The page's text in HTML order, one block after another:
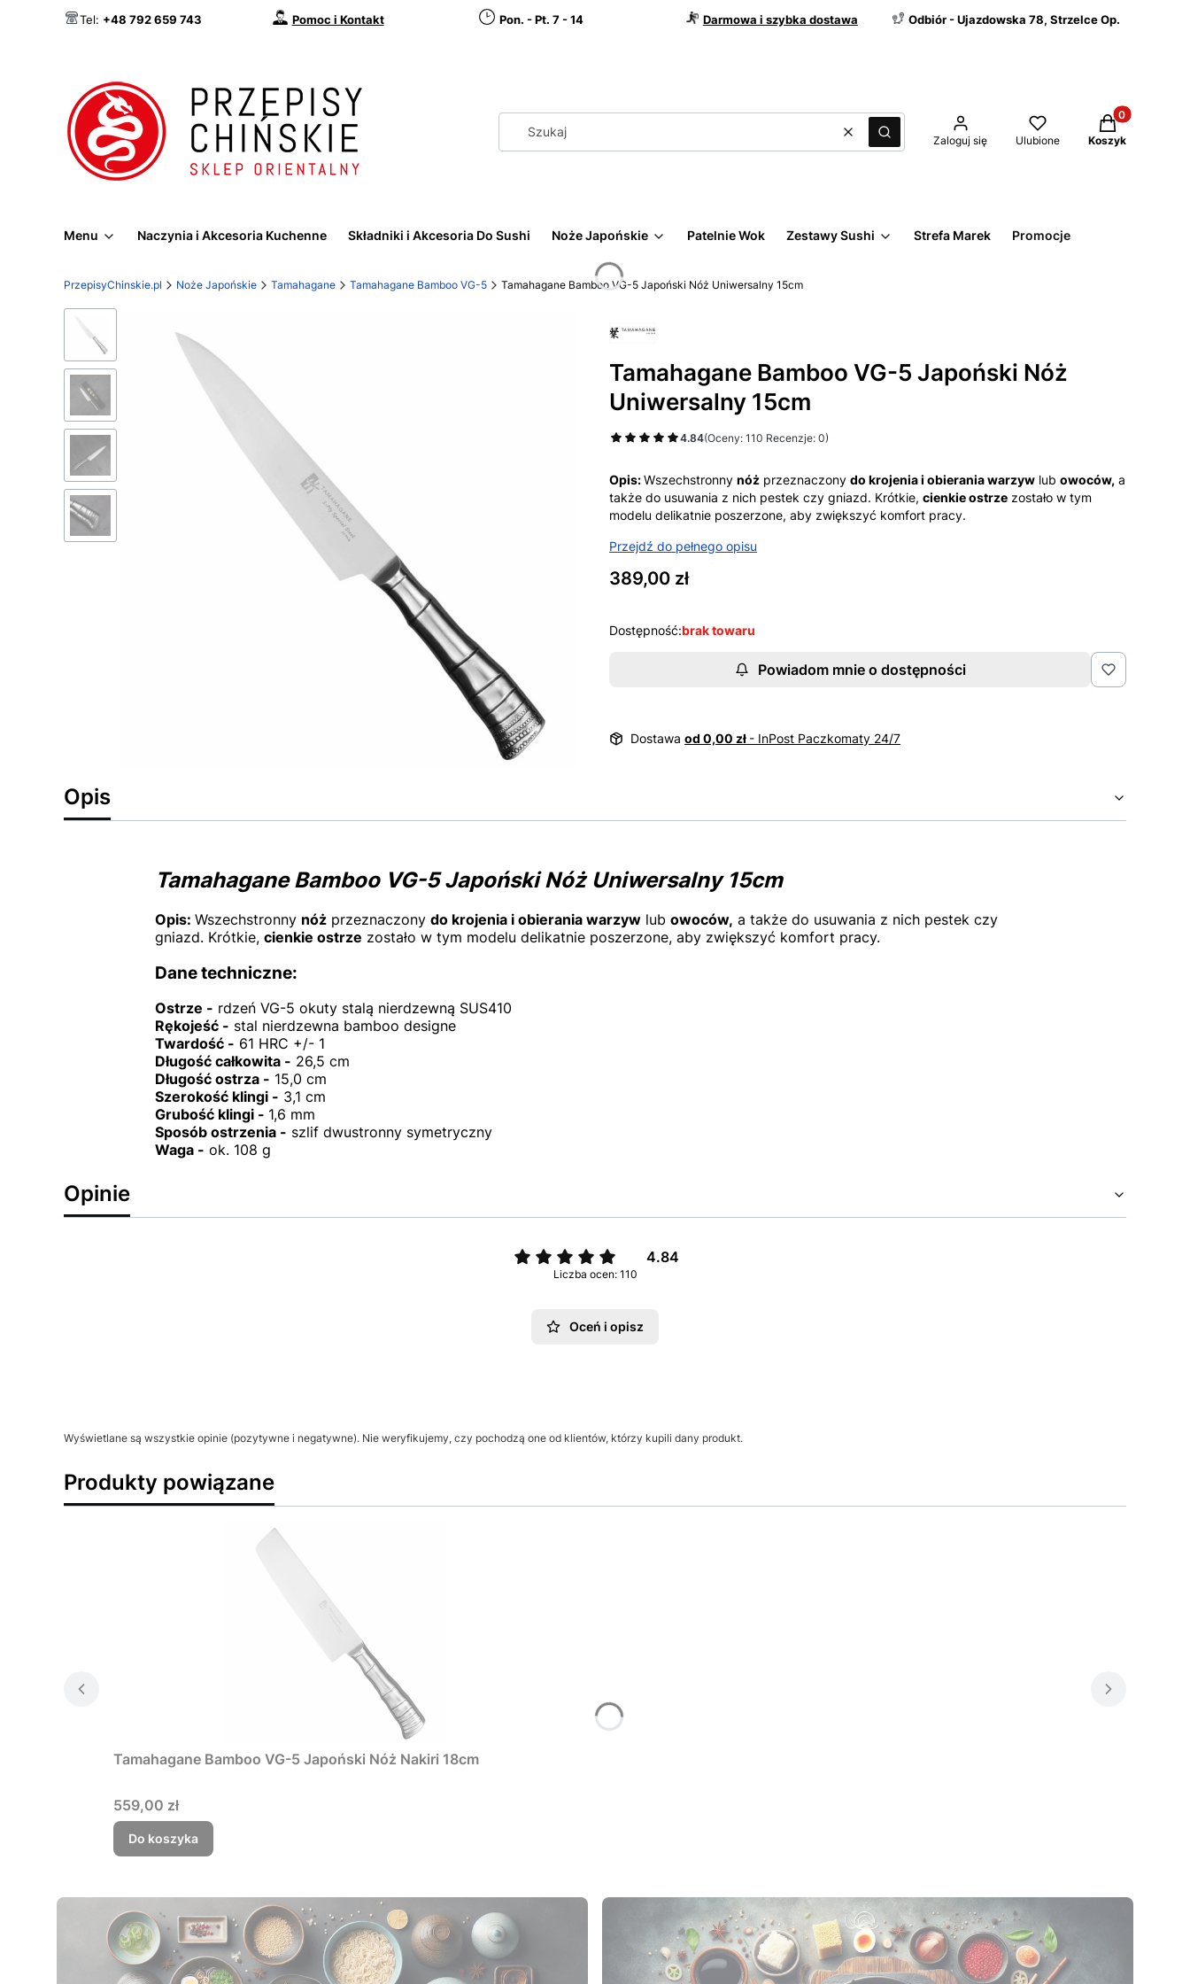
Tel: +48 792 659 743 Pomoc i Kontakt Pon. - Pt. 7 - 14 Darmowa i szybka dostawa Odbiór - Ujazdowska 78, Strzelce Op.
WyczyśćSzukaj Zaloguj się Ulubione
Produkty w
Koszyk
Menu Naczynia i Akcesoria Kuchenne Składniki i Akcesoria Do Sushi Noże Japońskie Patelnie Wok Zestawy Sushi Strefa Marek Promocje
PrzepisyChinskie.pl Noże Japońskie Tamahagane Tamahagane Bamboo VG-5 Tamahagane Bamboo VG-5 Japoński Nóż Uniwersalny 15cm
Tamahagane Bamboo VG-5 Japoński Nóż
Uniwersalny 15cm
4.84(Oceny: 110 Recenzje: 0)
Opis:Wszechstronny nóż przeznaczony do krojenia i obierania warzyw lub owoców, a
także do usuwania z nich pestek czy gniazd. Krótkie, cienkie ostrze zostało w tym
modelu delikatnie poszerzone, aby zwiększyć komfort pracy.
Przejdź do pełnego opisu
Cena
389,00 zł
Dostępność:brak towaru
Powiadom mnie o dostępności
Dostawa od 0,00 zł - InPost Paczkomaty 24/7
Opis
Tamahagane Bamboo VG-5 Japoński Nóż Uniwersalny 15cm
Opis: Wszechstronny nóżprzeznaczony do krojenia i obierania warzywlub owoców, a także do usuwania z nich pestek czy
gniazd. Krótkie, cienkie ostrze zostało w tym modelu delikatnie poszerzone, aby zwiększyć komfort pracy.
Dane techniczne:
Ostrze - rdzeń VG-5 okuty stalą nierdzewną SUS410
Rękojeść - stal nierdzewna bamboo designe
Twardość - 61 HRC +/- 1
Długość całkowita - 26,5 cm
Długość ostrza - 15,0 cm
Szerokość klingi - 3,1 cm
Grubość klingi - 1,6 mm
Sposób ostrzenia - szlif dwustronny symetryczny
Waga - ok. 108 g
Opinie
4.84
Liczba ocen: 110
Oceń i opisz
Wyświetlane są wszystkie opinie (pozytywne i negatywne). Nie weryfikujemy, czy pochodzą one od klientów, którzy kupili dany produkt.
Produkty powiązane
Tamahagane Bamboo VG-5 Japoński Nóż Nakiri 18cm
Cena
559,00 zł
Do koszyka